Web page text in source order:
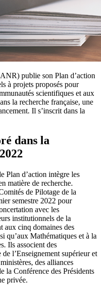
publie son Plan d’action
à projets proposés pour
scientifiques et aux
la recherche française, une
Il s’inscrit dans la
dans la
Plan d’action intègre les
matière de recherche.
de Pilotage de la
semestre 2022 pour
avec les
institutionnels de la
aux cinq domaines des
qu’aux Mathématiques et à la
Ils associent des
l’Enseignement supérieur et
des alliances
la Conférence des Présidents
privée.